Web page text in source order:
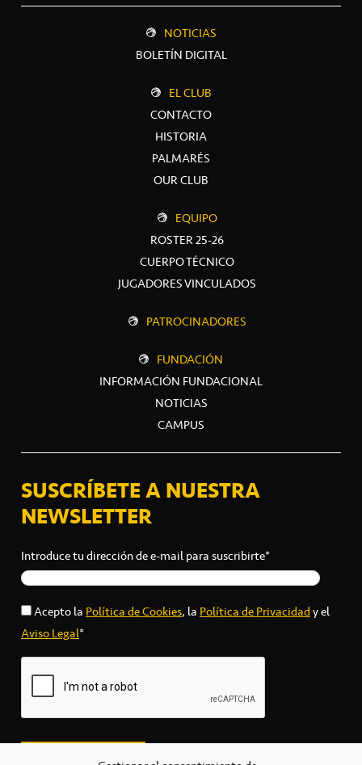
NOTICIAS
BOLETÍN DIGITAL
EL CLUB
CONTACTO
HISTORIA
PALMARÉS
OUR CLUB
EQUIPO
ROSTER 25-26
CUERPO TÉCNICO
JUGADORES VINCULADOS
PATROCINADORES
FUNDACIÓN
INFORMACIÓN FUNDACIONAL
NOTICIAS
CAMPUS
SUSCRÍBETE A NUESTRA
NEWSLETTER
Introduce tu dirección de e-mail para suscribirte*
Acepto laPolítica de Cookies, laPolítica de Privacidady el
Aviso Legal*